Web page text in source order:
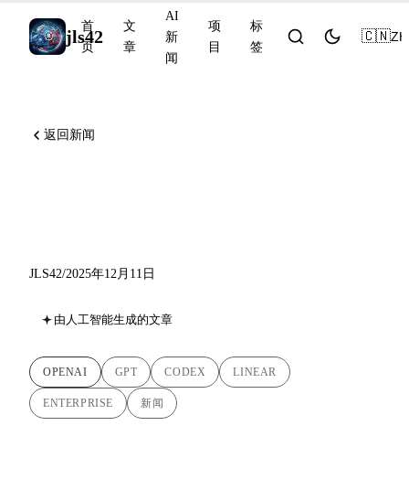
jls42
首
页
文
章
AI
新
闻
项
目
标
签
🇨🇳ZH
返回新闻
JLS42/2025年12月11日
由人工智能生成的文章
OPENAI GPT CODEX LINEAR
ENTERPRISE 新闻